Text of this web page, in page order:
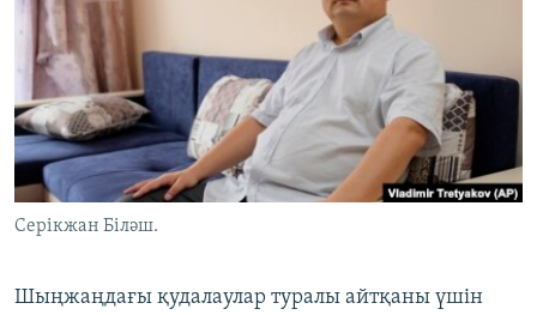
Русский
ЖАЗЫЛЫҢЫЗ
Басқа тілдерде
Серікжан Біләш.
Шыңжаңдағы қудалаулар туралы айтқаны үшін